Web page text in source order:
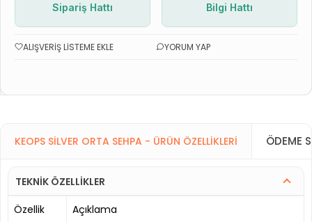
Sipariş Hattı
Bilgi Hattı
ALIŞVERIŞ LISTEME EKLE YORUM YAP
KEOPS SILVER ORTA SEHPA - ÜRÜN ÖZELLIKLERI ÖDEME
TEKNİK ÖZELLİKLER
Özellik
Açıklama